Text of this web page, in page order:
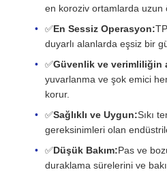
en koroziv ortamlarda uzun
✅En Sessiz Operasyon:
duyarlı alanlarda eşsiz bir
✅Güvenlik ve verimliliğin
yuvarlanma ve şok emici
korur.
✅Sağlıklı ve Uygun:Sıkı
gereksinimleri olan
✅Düşük Bakım:Pas ve
duraklama sürelerini ve